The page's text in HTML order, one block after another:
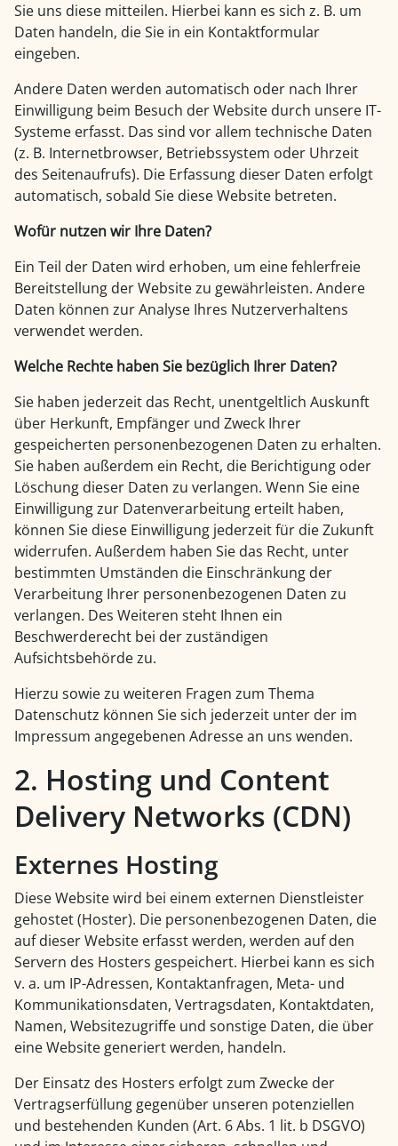
Sie uns diese mitteilen. Hierbei kann es sich z. B. um
Daten handeln, die Sie in ein Kontaktformular
eingeben.
Andere Daten werden automatisch oder nach Ihrer
Einwilligung beim Besuch der Website durch unsere IT-
Systeme erfasst. Das sind vor allem technische Daten
(z. B. Internetbrowser, Betriebssystem oder Uhrzeit
des Seitenaufrufs). Die Erfassung dieser Daten erfolgt
automatisch, sobald Sie diese Website betreten.
Wofür nutzen wir Ihre Daten?
Ein Teil der Daten wird erhoben, um eine fehlerfreie
Bereitstellung der Website zu gewährleisten. Andere
Daten können zur Analyse Ihres Nutzerverhaltens
verwendet werden.
Welche Rechte haben Sie bezüglich Ihrer Daten?
Sie haben jederzeit das Recht, unentgeltlich Auskunft
über Herkunft, Empfänger und Zweck Ihrer
gespeicherten personenbezogenen Daten zu erhalten.
Sie haben außerdem ein Recht, die Berichtigung oder
Löschung dieser Daten zu verlangen. Wenn Sie eine
Einwilligung zur Datenverarbeitung erteilt haben,
können Sie diese Einwilligung jederzeit für die Zukunft
widerrufen. Außerdem haben Sie das Recht, unter
bestimmten Umständen die Einschränkung der
Verarbeitung Ihrer personenbezogenen Daten zu
verlangen. Des Weiteren steht Ihnen ein
Beschwerderecht bei der zuständigen
Aufsichtsbehörde zu.
Hierzu sowie zu weiteren Fragen zum Thema
Datenschutz können Sie sich jederzeit unter der im
Impressum angegebenen Adresse an uns wenden.
2. Hosting und Content
Delivery Networks (CDN)
Externes Hosting
Diese Website wird bei einem externen Dienstleister
gehostet (Hoster). Die personenbezogenen Daten, die
auf dieser Website erfasst werden, werden auf den
Servern des Hosters gespeichert. Hierbei kann es sich
v. a. um IP-Adressen, Kontaktanfragen, Meta- und
Kommunikationsdaten, Vertragsdaten, Kontaktdaten,
Namen, Websitezugriffe und sonstige Daten, die über
eine Website generiert werden, handeln.
Der Einsatz des Hosters erfolgt zum Zwecke der
Vertragserfüllung gegenüber unseren potenziellen
und bestehenden Kunden (Art. 6 Abs. 1 lit. b DSGVO)